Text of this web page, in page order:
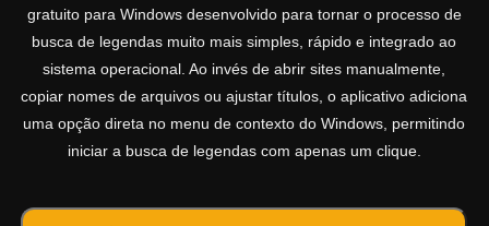
gratuito para Windows desenvolvido para tornar o processo de
busca de legendas muito mais simples, rápido e integrado ao
sistema operacional. Ao invés de abrir sites manualmente,
copiar nomes de arquivos ou ajustar títulos, o aplicativo adiciona
uma opção direta no menu de contexto do Windows, permitindo
iniciar a busca de legendas com apenas um clique.